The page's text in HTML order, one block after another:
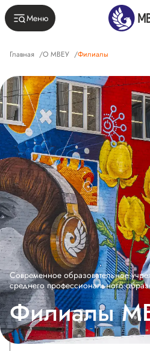
Меню
Главная /О МВЕУ /Филиалы
Современное образовательное
среднего профессионального
Филиалы